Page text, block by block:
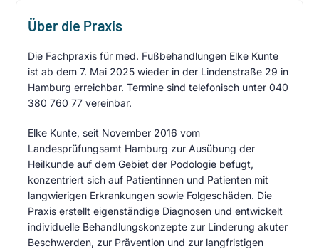
Über die Praxis
Die Fachpraxis für med. Fußbehandlungen Elke Kunte
ist ab dem 7. Mai 2025 wieder in der Lindenstraße 29 in
Hamburg erreichbar. Termine sind telefonisch unter 040
380 760 77 vereinbar.
Elke Kunte, seit November 2016 vom
Landesprüfungsamt Hamburg zur Ausübung der
Heilkunde auf dem Gebiet der Podologie befugt,
konzentriert sich auf Patientinnen und Patienten mit
langwierigen Erkrankungen sowie Folgeschäden. Die
Praxis erstellt eigenständige Diagnosen und entwickelt
individuelle Behandlungskonzepte zur Linderung akuter
Beschwerden, zur Prävention und zur langfristigen